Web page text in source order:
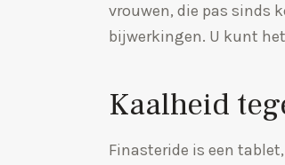
vrouwen, die pas sinds
bijwerkingen. U kunt
Kaalheid
Finasteride is een